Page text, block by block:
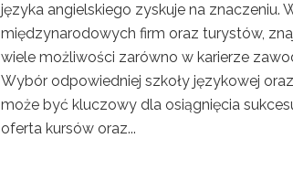
języka angielskiego zyskuje na znaczeniu.
międzynarodowych firm oraz turystów,
wiele możliwości zarówno w karierze
Wybór odpowiedniej szkoły językowej
może być kluczowy dla osiągnięcia
oferta kursów oraz...